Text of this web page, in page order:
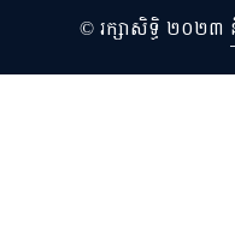
© រក្សាសិទ្ធិ ២០២៣